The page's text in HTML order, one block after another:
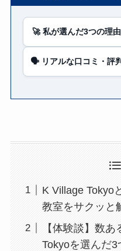
🚀 私が選んだ3つの理由
🗣️ リアルな口コミ・評判
K Village Tokyo
教室をサクッと
【体験談】数
Tokyoを選んだ3